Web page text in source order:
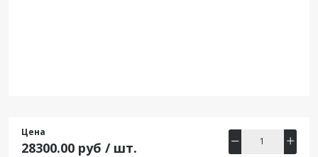
Цена
28300.00 руб / шт.